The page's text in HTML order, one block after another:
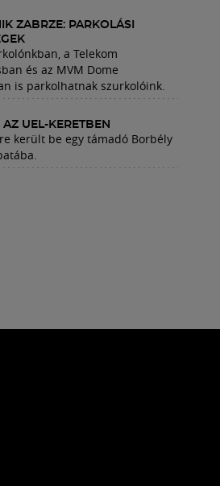
ZABRZE: PARKOLÁSI
a Telekom
és az MVM Dome
is parkolhatnak szurkolóink.
AZ UEL-KERETBEN
került be egy támadó Borbély